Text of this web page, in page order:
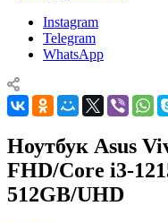
Instagram
Telegram
WhatsApp
Ноутбук Asus
FHD/Core i3-
512GB/UHD